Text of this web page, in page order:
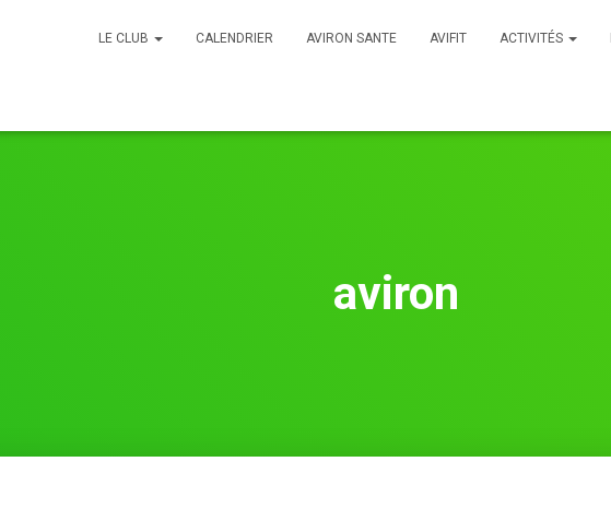
LE CLUB CALENDRIER AVIRON SANTE AVIFIT ACTIVITÉS
aviron